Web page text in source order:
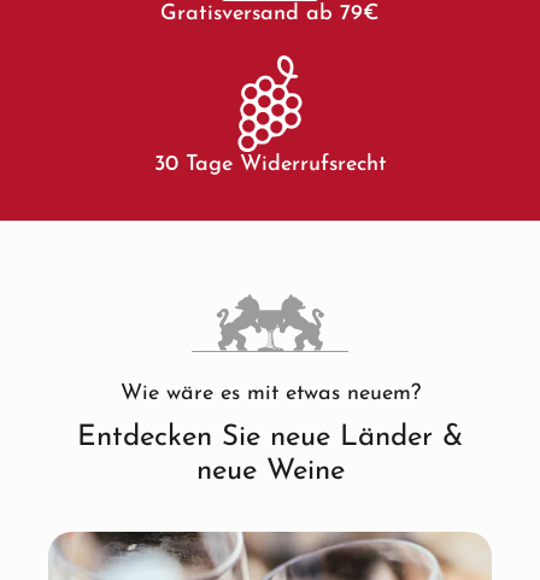
Gratisversand ab 79€
30 Tage Widerrufsrecht
Wie wäre es mit etwas neuem?
Entdecken Sie neue Länder &
neue Weine